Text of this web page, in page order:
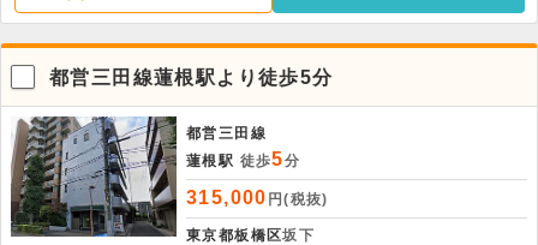
都営三田線蓮根駅より徒歩5分
都営三田線
蓮根駅 徒歩5分
315,000 円(税抜)
東京都板橋区坂下